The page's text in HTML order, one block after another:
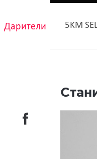
Дарители 5KM